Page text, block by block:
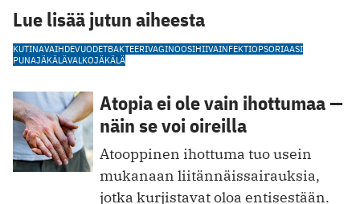
Lue lisää jutun aiheesta
KUTINAVAIHDEVUODETBAKTEERIVAGINOOSIHIIVAINFEKTIOPSORIAASI
PUNAJÄKÄLÄVALKOJÄKÄLÄ
Atopia ei ole vain ihottumaa —
näin se voi oireilla
Atooppinen ihottuma tuo usein
mukanaan liitännäissairauksia,
jotka kurjistavat oloa entisestään.